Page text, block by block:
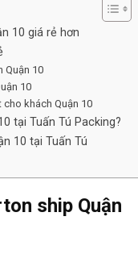
10 giá rẻ hơn
Quận 10
10
khách Quận 10
tại Tuấn Tú Packing?
10 tại Tuấn Tú
ship Quận